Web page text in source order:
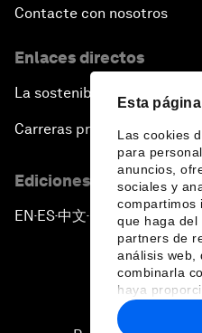
Esta
Las cookies
para
anuncios,
sociales y
compartimos
que haga del
partners de
análisis web,
combinarla
haya
recopilado a
hecho de
Contacte con nosotros
Enlaces directos
La sostenibilidad en el Foro
Carreras profesionales
Ediciones en otros
EN ▪ES▪中文▪ 日本語